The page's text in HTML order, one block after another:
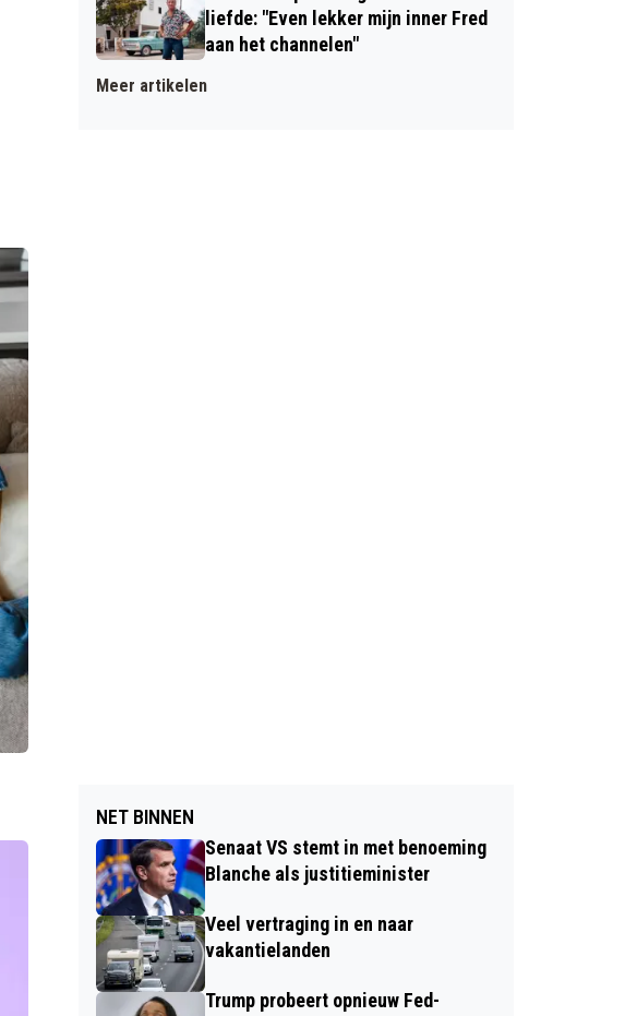
liefde: "Even lekker mijn inner Fred
aan het channelen"
Meer artikelen
NET BINNEN
Senaat VS stemt in met benoeming
Blanche als justitieminister
Veel vertraging in en naar
vakantielanden
Trump probeert opnieuw Fed-